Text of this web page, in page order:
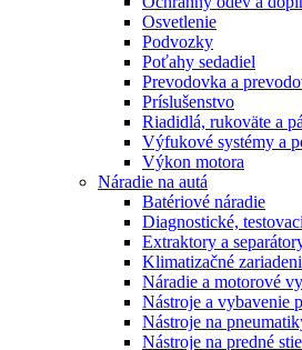
Osvetlenie
Podvozky
Poťahy sedadiel
Prevodovka a
Príslušenstvo
Riadidlá, rukoväte a
Výfukové systémy a
Výkon motora
Náradie na autá
Batériové náradie
Diagnostické,
Extraktory a
Klimatizačné
Náradie a motorové
Nástroje a vybavenie
Nástroje na
Nástroje na predné